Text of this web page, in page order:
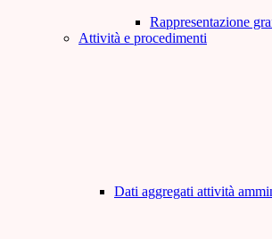
Rappresentazione
Attività e procedimenti
Dati aggregati attività